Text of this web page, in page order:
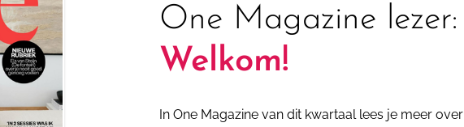
One Magazine lezer:
Welkom!
In One Magazine van dit kwartaal lees je meer over